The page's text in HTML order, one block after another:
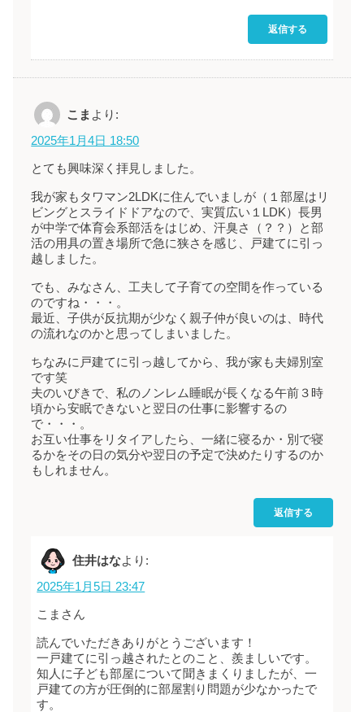
返信する
こま より:
2025年1月4日 18:50
とても興味深く拝見しました。
我が家もタワマン2LDKに住んでいましが（１部屋はリ
ビングとスライドドアなので、実質広い１LDK）長男
が中学で体育会系部活をはじめ、汗臭さ（？？）と部
活の用具の置き場所で急に狭さを感じ、戸建てに引っ
越しました。
でも、みなさん、工夫して子育ての空間を作っている
のですね・・・。
最近、子供が反抗期が少なく親子仲が良いのは、時代
の流れなのかと思ってしまいました。
ちなみに戸建てに引っ越してから、我が家も夫婦別室
です笑
夫のいびきで、私のノンレム睡眠が長くなる午前３時
頃から安眠できないと翌日の仕事に影響するの
で・・・。
お互い仕事をリタイアしたら、一緒に寝るか・別で寝
るかをその日の気分や翌日の予定で決めたりするのか
もしれません。
返信する
住井はなより:
2025年1月5日 23:47
こまさん
読んでいただきありがとうございます！
一戸建てに引っ越されたとのこと、羨ましいです。
知人に子ども部屋について聞きまくりましたが、一
戸建ての方が圧倒的に部屋割り問題が少なかったで
す。